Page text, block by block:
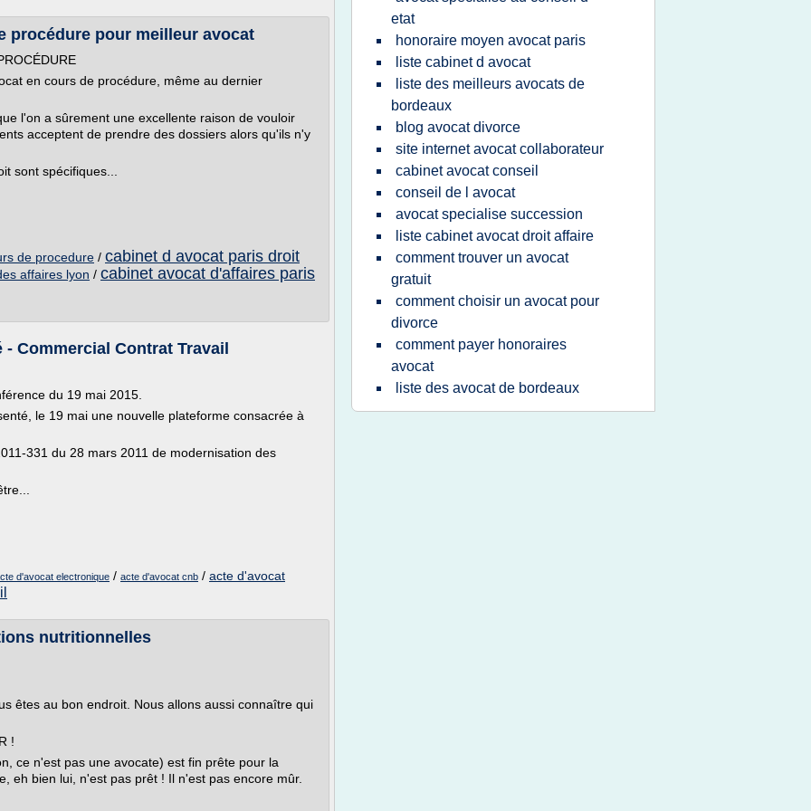
procédure pour meilleur avocat
en cours de procédure, même au dernier
l'on a sûrement une excellente raison de vouloir
acceptent de prendre des dossiers alors qu'ils n'y
sont spécifiques...
de procedure / cabinet d avocat paris droit
affaires lyon / cabinet avocat d'affaires paris
Commercial Contrat Travail
du 19 mai 2015.
le 19 mai une nouvelle plateforme consacrée à
331 du 28 mars 2011 de modernisation des
d'avocat electronique / acte d'avocat cnb / acte d'avocat
nutritionnelles
êtes au bon endroit. Nous allons aussi connaître qui
!
ce n'est pas une avocate) est fin prête pour la
eh bien lui, n'est pas prêt ! Il n'est pas encore mûr.
etat
honoraire moyen avocat paris
liste cabinet d avocat
liste des meilleurs avocats de
bordeaux
blog avocat divorce
site internet avocat collaborateur
cabinet avocat conseil
conseil de l avocat
avocat specialise succession
liste cabinet avocat droit affaire
comment trouver un avocat
gratuit
comment choisir un avocat pour
divorce
comment payer honoraires
avocat
liste des avocat de bordeaux